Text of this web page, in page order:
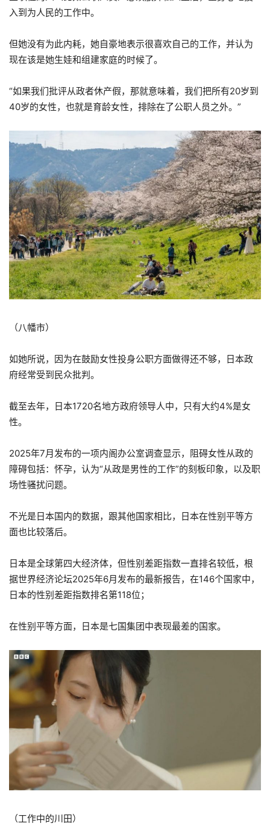
入到为人民的工作中。
但她没有为此内耗，她自豪地表示很喜欢自己的工作，并认为
现在该是她生娃和组建家庭的时候了。
“如果我们批评从政者休产假，那就意味着，我们把所有20岁到
40岁的女性，也就是育龄女性，排除在了公职人员之外。”
（八幡市）
如她所说，因为在鼓励女性投身公职方面做得还不够，日本政
府经常受到民众批判。
截至去年，日本1720名地方政府领导人中，只有大约4%是女
性。
2025年7月发布的一项内阁办公室调查显示，阻碍女性从政的
障碍包括：怀孕，认为“从政是男性的工作”的刻板印象，以及职
场性骚扰问题。
不光是日本国内的数据，跟其他国家相比，日本在性别平等方
面也比较落后。
日本是全球第四大经济体，但性别差距指数一直排名较低，根
据世界经济论坛2025年6月发布的最新报告，在146个国家中，
日本的性别差距指数排名第118位；
在性别平等方面，日本是七国集团中表现最差的国家。
（工作中的川田）